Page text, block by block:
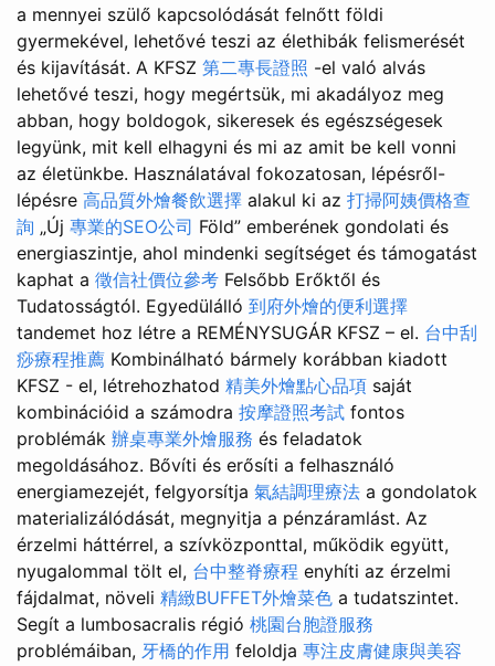
a mennyei szülő kapcsolódását felnőtt földi
gyermekével, lehetővé teszi az élethibák felismerését
és kijavítását. A KFSZ 第二專長證照 -el való alvás
lehetővé teszi, hogy megértsük, mi akadályoz meg
abban, hogy boldogok, sikeresek és egészségesek
legyünk, mit kell elhagyni és mi az amit be kell vonni
az életünkbe. Használatával fokozatosan, lépésről-
lépésre 高品質外燴餐飲選擇 alakul ki az 打掃阿姨價格查
詢 „Új 專業的SEO公司 Föld” emberének gondolati és
energiaszintje, ahol mindenki segítséget és támogatást
kaphat a 徵信社價位參考 Felsőbb Erőktől és
Tudatosságtól. Egyedülálló 到府外燴的便利選擇
tandemet hoz létre a REMÉNYSUGÁR KFSZ – el. 台中刮
痧療程推薦 Kombinálható bármely korábban kiadott
KFSZ - el, létrehozhatod 精美外燴點心品項 saját
kombinációid a számodra 按摩證照考試 fontos
problémák 辦桌專業外燴服務 és feladatok
megoldásához. Bővíti és erősíti a felhasználó
energiamezejét, felgyorsítja 氣結調理療法 a gondolatok
materializálódását, megnyitja a pénzáramlást. Az
érzelmi háttérrel, a szívközponttal, működik együtt,
nyugalommal tölt el, 台中整脊療程 enyhíti az érzelmi
fájdalmat, növeli 精緻BUFFET外燴菜色 a tudatszintet.
Segít a lumbosacralis régió 桃園台胞證服務
problémáiban, 牙橋的作用 feloldja 專注皮膚健康與美容